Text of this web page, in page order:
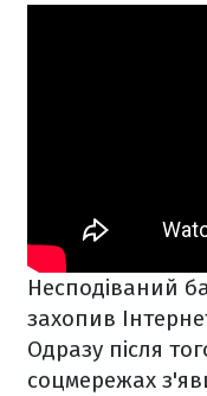
Несподіваний
захопив
Одразу після
соцмережах